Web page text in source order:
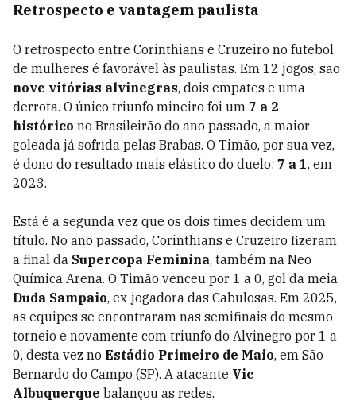
Retrospecto e vantagem paulista
O retrospecto entre Corinthians e Cruzeiro no futebol
de mulheres é favorável às paulistas. Em 12 jogos, são
nove vitórias alvinegras, dois empates e uma
derrota. O único triunfo mineiro foi um 7 a 2
histórico no Brasileirão do ano passado, a maior
goleada já sofrida pelas Brabas. O Timão, por sua vez,
é dono do resultado mais elástico do duelo: 7 a 1, em
2023.
Está é a segunda vez que os dois times decidem um
título. No ano passado, Corinthians e Cruzeiro fizeram
a final da Supercopa Feminina, também na Neo
Química Arena. O Timão venceu por 1 a 0, gol da meia
Duda Sampaio, ex-jogadora das Cabulosas. Em 2025,
as equipes se encontraram nas semifinais do mesmo
torneio e novamente com triunfo do Alvinegro por 1 a
0, desta vez no Estádio Primeiro de Maio, em São
Bernardo do Campo (SP). A atacante Vic
Albuquerque balançou as redes.